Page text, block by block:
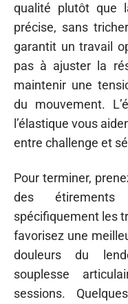
qualité plutôt que
précise, sans
garantit un travail
pas à ajuster la
maintenir une
du mouvement.
l’élastique vous
entre challenge et
Pour terminer,
des
spécifiquement les
favorisez une
douleurs du
souplesse
sessions.